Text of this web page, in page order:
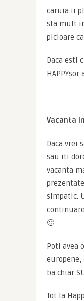
caruia ii
sta mult
picioare
Daca esti
HAPPYsor
Vacanta
Daca vrei
sau iti
vacanta
simpatic.
🙂
Poti avea
europene,
ba chiar
Tot la